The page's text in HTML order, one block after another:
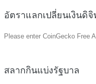
อัตราแลกเปลี่ยนเงินดิจิ
Please enter CoinGecko Free
สลากกินแบ่งรัฐบาล